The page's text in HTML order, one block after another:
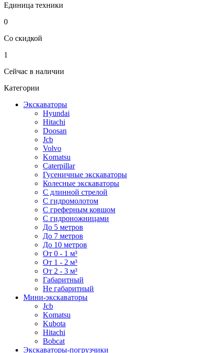
Единица техники
0
Со скидкой
1
Сейчас в наличии
Категории
Экскаваторы
Hyundai
Hitachi
Doosan
Jcb
Volvo
Komatsu
Caterpillar
Гусеничные экскаваторы
Колесные экскаваторы
С длинной стрелой
С гидромолотом
С греферным ковшом
С гидроножницами
До 5 метров
До 7 метров
До 10 метров
От 0 - 1 м³
От 1 - 2 м³
От 2 - 3 м³
Габаритный
Не габаритный
Мини-экскаваторы
Jcb
Komatsu
Kubota
Hitachi
Bobcat
Экскаваторы-погрузчики